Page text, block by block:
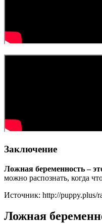
Заключение
Ложная беременность –
можно распознать, когда
Источник: http://puppy.plus/
Ложная